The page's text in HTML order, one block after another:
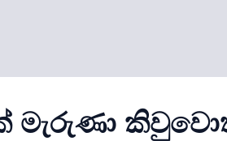
මැරුණා